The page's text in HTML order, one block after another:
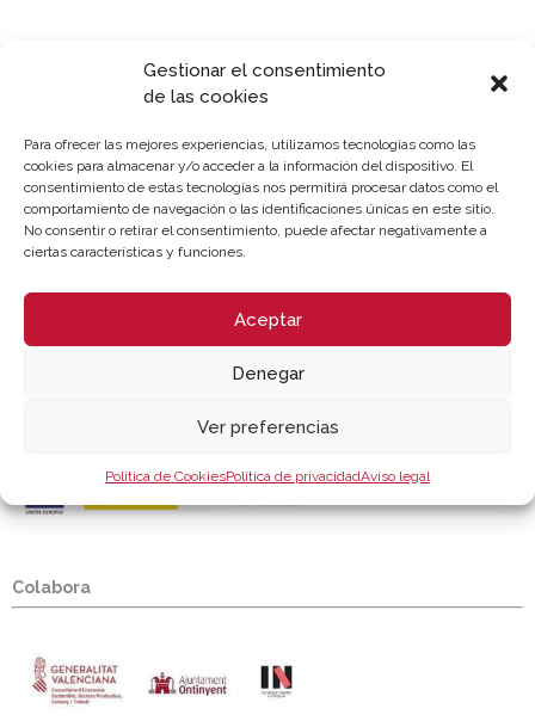
Gestionar el consentimiento
de las cookies
Para ofrecer las mejores experiencias, utilizamos tecnologías como las
cookies para almacenar y/o acceder a la información del dispositivo. El
consentimiento de estas tecnologías nos permitirá procesar datos como el
comportamiento de navegación o las identificaciones únicas en este sitio.
No consentir o retirar el consentimiento, puede afectar negativamente a
ciertas características y funciones.
Aceptar
Denegar
Ver preferencias
Política de CookiesPolítica de privacidadAviso legal
LUGAR DE CELEBRACIÓN
Webinar- Cámara Valencia- Sesión online y Presencial
- Comerç In - Ontinyent
[jornada-duracion2]
Colabora